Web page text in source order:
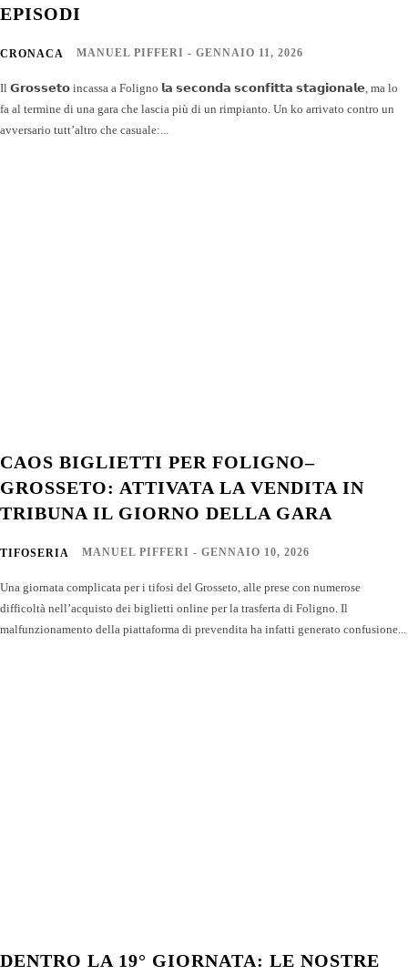
EPISODI
CRONACA MANUEL PIFFERI - GENNAIO 11, 2026
Il 𝗚𝗿𝗼𝘀𝘀𝗲𝘁𝗼 incassa a Foligno 𝗹𝗮 𝘀𝗲𝗰𝗼𝗻𝗱𝗮 𝘀𝗰𝗼𝗻𝗳𝗶𝘁𝘁𝗮 𝘀𝘁𝗮𝗴𝗶𝗼𝗻𝗮𝗹𝗲, ma lo
fa al termine di una gara che lascia più di un rimpianto. Un ko arrivato contro un
avversario tutt’altro che casuale:...
CAOS BIGLIETTI PER FOLIGNO–
GROSSETO: ATTIVATA LA VENDITA IN
TRIBUNA IL GIORNO DELLA GARA
TIFOSERIA MANUEL PIFFERI - GENNAIO 10, 2026
Una giornata complicata per i tifosi del Grosseto, alle prese con numerose
difficoltà nell’acquisto dei biglietti online per la trasferta di Foligno. Il
malfunzionamento della piattaforma di prevendita ha infatti generato confusione...
DENTRO LA 19° GIORNATA: LE NOSTRE